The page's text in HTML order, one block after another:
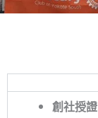
創社授